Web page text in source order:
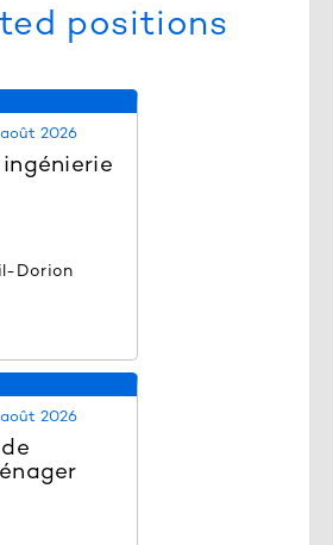
positions
2026
Dorion
2026